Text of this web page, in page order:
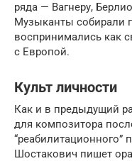
ряда — Вагнеру,
Музыканты собирали
воспринимались как
с Европой.
Культ личности
Как и в предыдущий
для композитора
“реабилитационного”
Шостакович пишет